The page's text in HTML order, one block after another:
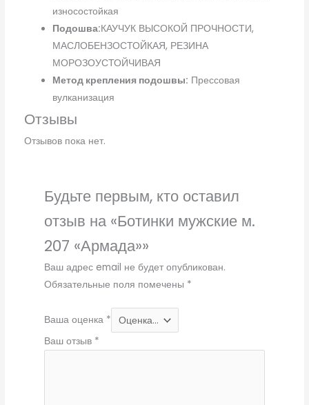
износостойкая
Подошва:КАУЧУК ВЫСОКОЙ ПРОЧНОСТИ,
МАСЛОБЕНЗОСТОЙКАЯ, РЕЗИНА
МОРОЗОУСТОЙЧИВАЯ
Метод крепления подошвы: Прессовая
вулканизация
Отзывы
Отзывов пока нет.
Будьте первым, кто оставил
отзыв на «Ботинки мужские м.
207 «Армада»»
Ваш адрес email не будет опубликован.
Обязательные поля помечены *
Ваша оценка *
Ваш отзыв *